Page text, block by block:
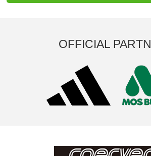
OFFICIAL